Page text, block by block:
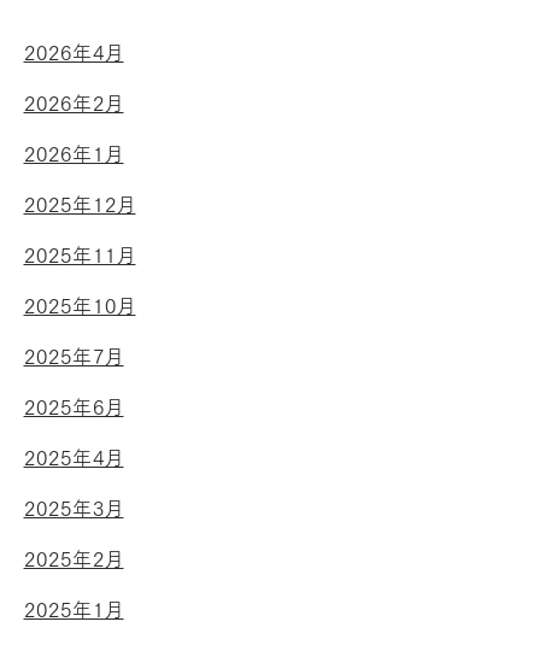
2026年4月
2026年2月
2026年1月
2025年12月
2025年11月
2025年10月
2025年7月
2025年6月
2025年4月
2025年3月
2025年2月
2025年1月